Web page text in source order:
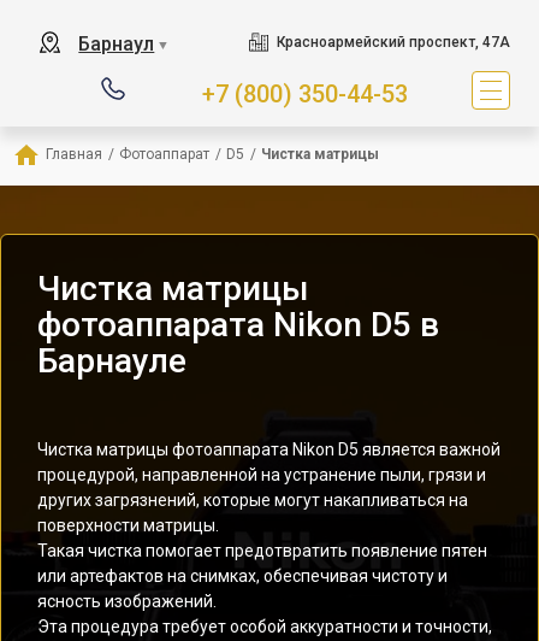
Барнаул ▼ Красноармейский проспект, 47А
+7 (800) 350-44-53
Главная / Фотоаппарат / D5 / Чистка матрицы
Чистка матрицы
фотоаппарата Nikon D5 в
Барнауле
Чистка матрицы фотоаппарата Nikon D5 является важной
процедурой, направленной на устранение пыли, грязи и
других загрязнений, которые могут накапливаться на
поверхности матрицы.
Такая чистка помогает предотвратить появление пятен
или артефактов на снимках, обеспечивая чистоту и
ясность изображений.
Эта процедура требует особой аккуратности и точности,